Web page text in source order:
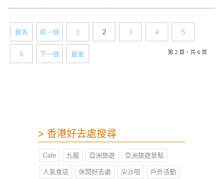
最先 前一個 1 2 3 4 5
6 下一個 最後 第 2 頁，共 6 頁
> 香港好去處搜尋
Cafe 九龍 亞洲旅遊 亞洲旅遊景點
人氣食店 休閒好去處 尖沙咀 戶外活動